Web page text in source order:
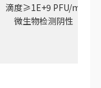
滴度≥1E+9 PFU/ml
微生物检测阴性